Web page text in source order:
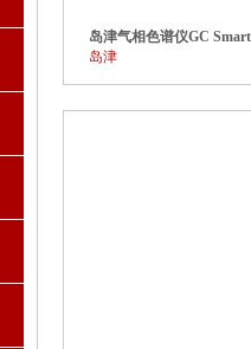
岛津气相色谱仪GC
岛津